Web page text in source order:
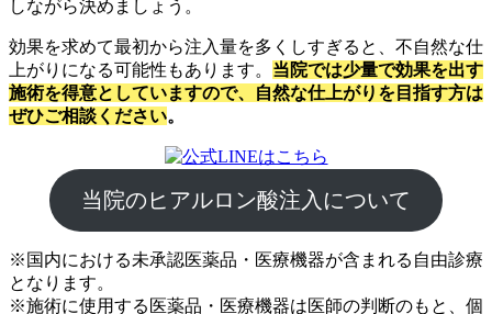
しながら決めましょう。
効果を求めて最初から注入量を多くしすぎると、不自然な仕
上がりになる可能性もあります。 当院では少量で効果を出す
施術を得意としていますので、自然な仕上がりを目指す方は
ぜひご相談ください。
当院のヒアルロン酸注入について
※国内における未承認医薬品・医療機器が含まれる自由診療
となります。
※施術に使用する医薬品・医療機器は医師の判断のもと、個